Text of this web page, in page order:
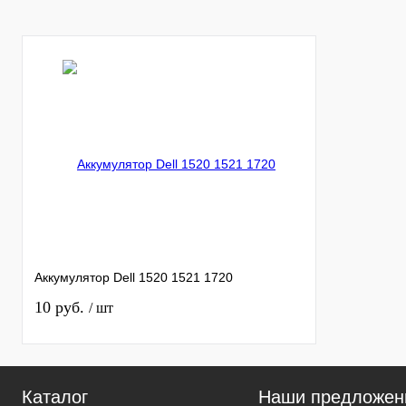
Аккумулятор Dell 1520 1521 1720
10 руб. / шт
Каталог Наши